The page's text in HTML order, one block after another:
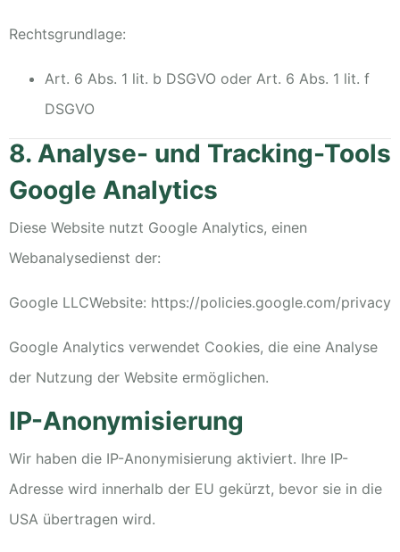
Rechtsgrundlage:
Art. 6 Abs. 1 lit. b DSGVO oder Art. 6 Abs. 1 lit. f
DSGVO
8. Analyse- und Tracking-Tools
Google Analytics
Diese Website nutzt Google Analytics, einen
Webanalysedienst der:
Google LLCWebsite: https://policies.google.com/privacy
Google Analytics verwendet Cookies, die eine Analyse
der Nutzung der Website ermöglichen.
IP-Anonymisierung
Wir haben die IP-Anonymisierung aktiviert. Ihre IP-
Adresse wird innerhalb der EU gekürzt, bevor sie in die
USA übertragen wird.